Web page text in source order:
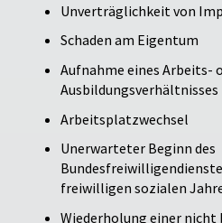
Unverträglichkeit von
Schaden am Eigentum
Aufnahme eines Arbeits-
Ausbildungsverhältnisses
Arbeitsplatzwechsel
Unerwarteter Beginn des
freiwilligen sozialen
Wiederholung einer nicht